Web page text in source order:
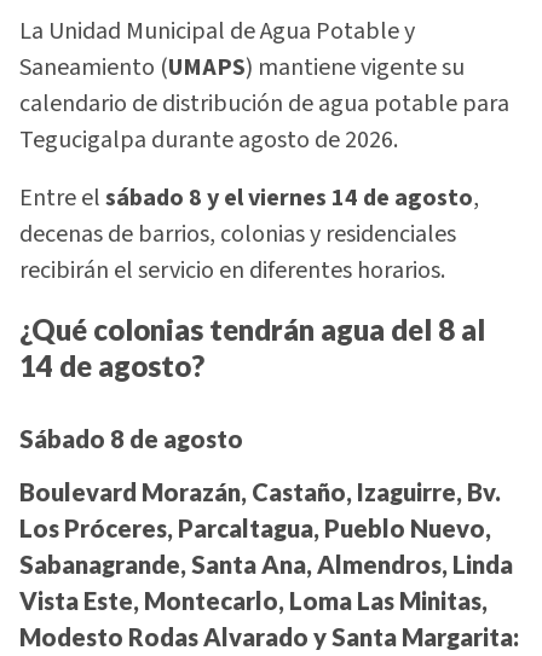
La Unidad Municipal de Agua Potable y
Saneamiento (UMAPS) mantiene vigente su
calendario de distribución de agua potable para
Tegucigalpa durante agosto de 2026.
Entre elsábado 8 y el viernes 14 de agosto,
decenas de barrios, colonias y residenciales
recibirán el servicio en diferentes horarios.
¿Qué colonias tendrán agua del 8 al
14 de agosto?
Sábado 8 de agosto
Boulevard Morazán, Castaño, Izaguirre, Bv.
Los Próceres, Parcaltagua, Pueblo Nuevo,
Sabanagrande, Santa Ana, Almendros, Linda
Vista Este, Montecarlo, Loma Las Minitas,
Modesto Rodas Alvarado y Santa Margarita: